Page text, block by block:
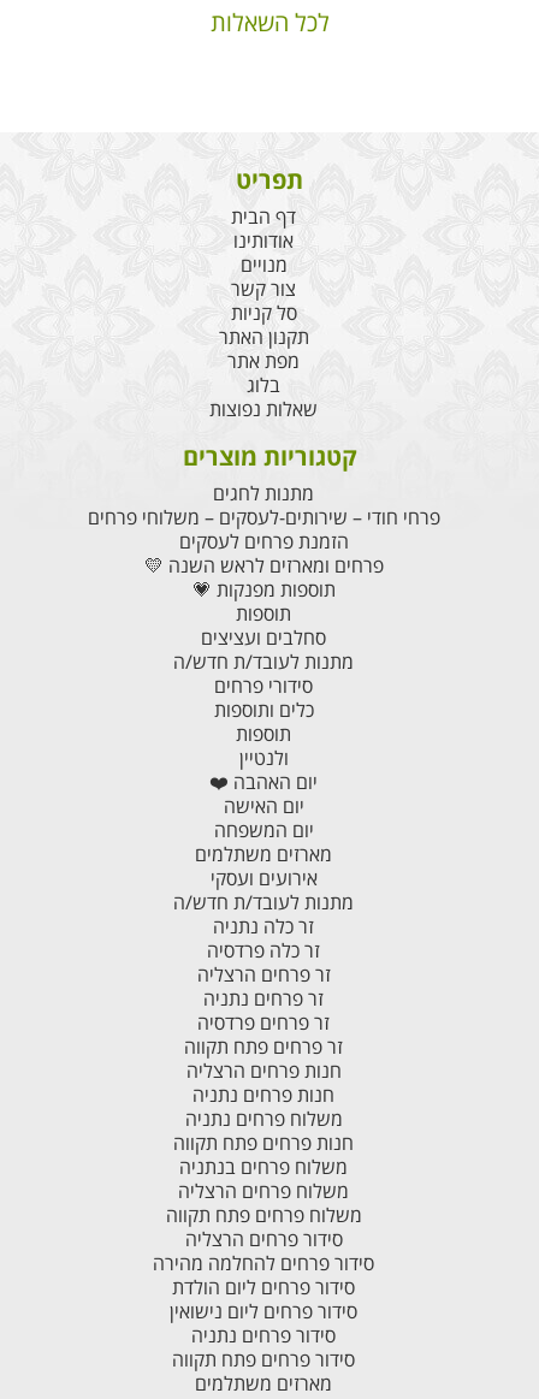
לכל השאלות
תפריט
דף הבית
אודותינו
מנויים
צור קשר
סל קניות
תקנון האתר
מפת אתר
בלוג
שאלות נפוצות
קטגוריות מוצרים
מתנות לחגים
פרחי חודי – שירותים-לעסקים – משלוחי פרחים
הזמנת פרחים לעסקים
פרחים ומארזים לראש השנה 💛
תוספות מפנקות 💗
תוספות
סחלבים ועציצים
מתנות לעובד/ת חדש/ה
סידורי פרחים
כלים ותוספות
תוספות
ולנטיין
יום האהבה ❤️
יום האישה
יום המשפחה
מארזים משתלמים
אירועים ועסקי
מתנות לעובד/ת חדש/ה
זר כלה נתניה
זר כלה פרדסיה
זר פרחים הרצליה
זר פרחים נתניה
זר פרחים פרדסיה
זר פרחים פתח תקווה
חנות פרחים הרצליה
חנות פרחים נתניה
משלוח פרחים נתניה
חנות פרחים פתח תקווה
משלוח פרחים בנתניה
משלוח פרחים הרצליה
משלוח פרחים פתח תקווה
סידור פרחים הרצליה
סידור פרחים להחלמה מהירה
סידור פרחים ליום הולדת
סידור פרחים ליום נישואין
סידור פרחים נתניה
סידור פרחים פתח תקווה
מארזים משתלמים